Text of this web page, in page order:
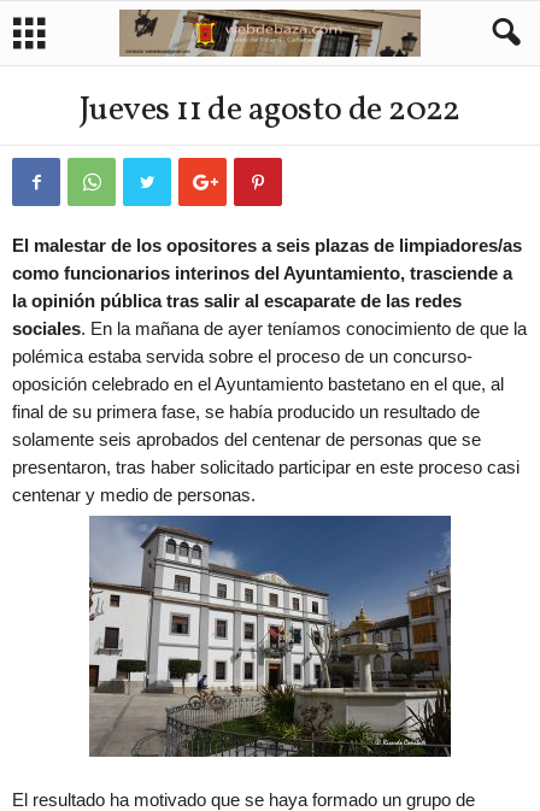
Jueves 11 de agosto de 2022
El malestar de los opositores a seis plazas de limpiadores/as
como funcionarios interinos del Ayuntamiento, trasciende a
la opinión pública tras salir al escaparate de las redes
sociales. En la mañana de ayer teníamos conocimiento de que la
polémica estaba servida sobre el proceso de un concurso-
oposición celebrado en el Ayuntamiento bastetano en el que, al
final de su primera fase, se había producido un resultado de
solamente seis aprobados del centenar de personas que se
presentaron, tras haber solicitado participar en este proceso casi
centenar y medio de personas.
El resultado ha motivado que se haya formado un grupo de